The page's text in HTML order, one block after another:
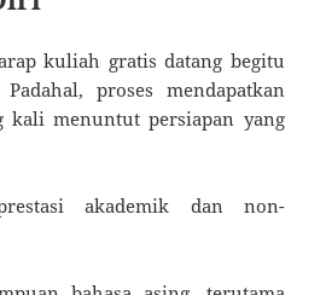
kuliah gratis datang begitu
proses mendapatkan
kali menuntut persiapan yang
akademik dan non-